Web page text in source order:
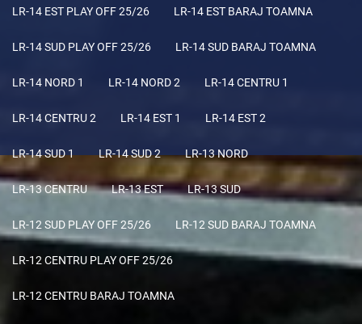
LR-14 EST PLAY OFF 25/26 LR-14 EST BARAJ TOAMNA
LR-14 SUD PLAY OFF 25/26 LR-14 SUD BARAJ TOAMNA
LR-14 NORD 1 LR-14 NORD 2 LR-14 CENTRU 1
LR-14 CENTRU 2 LR-14 EST 1 LR-14 EST 2
LR-14 SUD 1 LR-14 SUD 2 LR-13 NORD
LR-13 CENTRU LR-13 EST LR-13 SUD
LR-12 SUD PLAY OFF 25/26 LR-12 SUD BARAJ TOAMNA
LR-12 CENTRU PLAY OFF 25/26
LR-12 CENTRU BARAJ TOAMNA